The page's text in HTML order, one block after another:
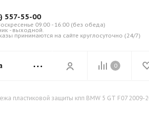
557-55-00
09:00 - 16:00 (без обеда)
- выходной.
принимаются на сайте круглосуточно (24/7)
0
пластиковой защиты кпп BMW 5 GT F07 2009-